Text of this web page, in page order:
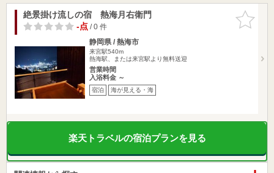
お気に入
りに追加
絶景掛け流しの宿 熱海月右衛門
-点/ 0 件
静岡県 / 熱海市
来宮駅540m
熱海駅、または来宮駅より無料送迎
営業時間
入浴料金 ～
宿泊 海が見える・海
楽天トラベルの宿泊プランを見る